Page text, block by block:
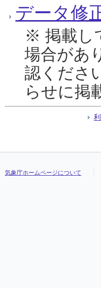
データ修
※ 掲載し
場合があ
認くださ
らせに掲
気象庁ホームページについて